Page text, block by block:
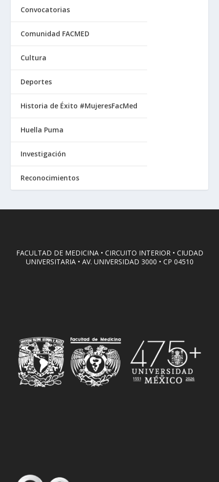
Convocatorias
Comunidad FACMED
Cultura
Deportes
Historia de Éxito #MujeresFacMed
Huella Puma
Investigación
Reconocimientos
FACULTAD DE MEDICINA • CIRCUITO INTERIOR • CIUDAD
UNIVERSITARIA • AV. UNIVERSIDAD 3000 • CP 04510